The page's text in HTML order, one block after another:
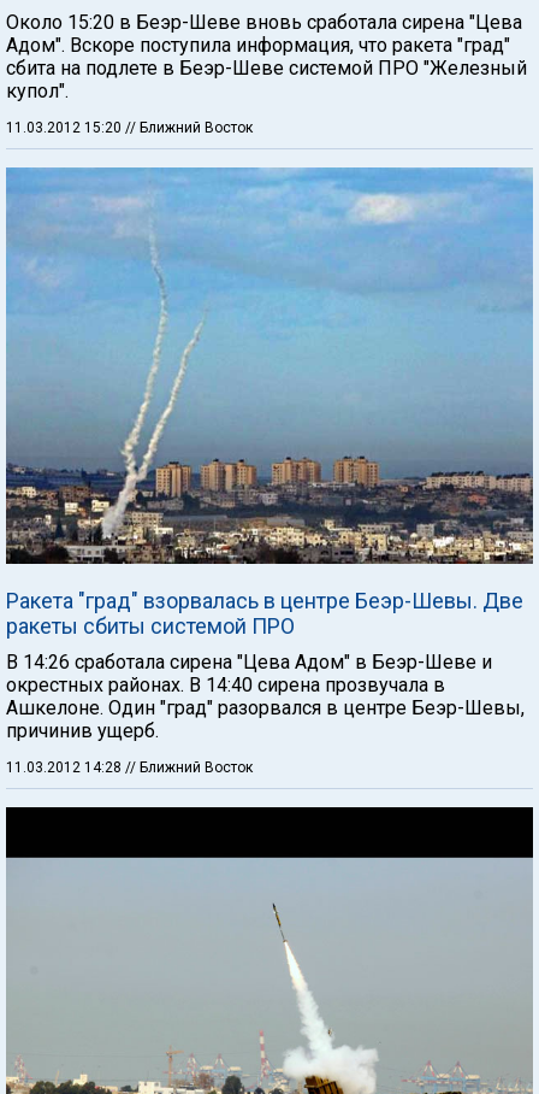
Около 15:20 в Беэр-Шеве вновь сработала сирена "Цева
Адом". Вскоре поступила информация, что ракета "град"
сбита на подлете в Беэр-Шеве системой ПРО "Железный
купол".
11.03.2012 15:20 // Ближний Восток
Ракета "град" взорвалась в центре Беэр-Шевы. Две
ракеты сбиты системой ПРО
В 14:26 сработала сирена "Цева Адом" в Беэр-Шеве и
окрестных районах. В 14:40 сирена прозвучала в
Ашкелоне. Один "град" разорвался в центре Беэр-Шевы,
причинив ущерб.
11.03.2012 14:28 // Ближний Восток